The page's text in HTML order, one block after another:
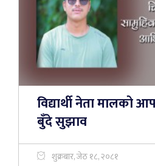
विद्यार्थी नेता मालको
बुँदे सुझाव
शुक्रबार, जेठ १८, २०८१